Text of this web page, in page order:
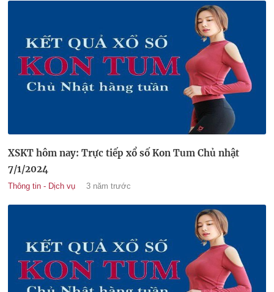
XSKT hôm nay: Trực tiếp xổ số Kon Tum Chủ nhật
7/1/2024
Thông tin - Dịch vụ 3 năm trước